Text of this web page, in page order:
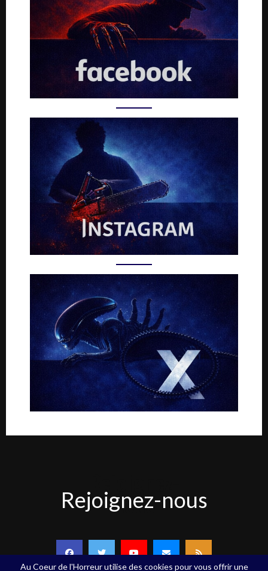
nous
Rejoignez-nous
Au Coeur de l'Horreur utilise des cookies pour vous offrir une